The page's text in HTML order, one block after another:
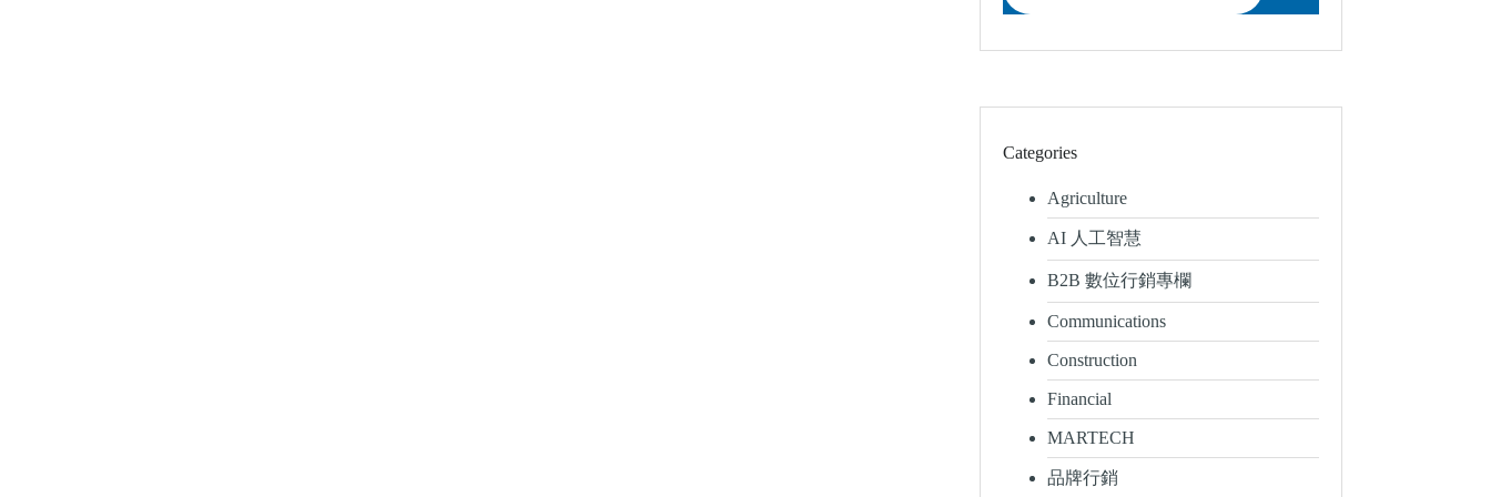
Categories
Agriculture
AI 人工智慧
B2B 數位行銷專欄
Communications
Construction
Financial
MARTECH
品牌行銷